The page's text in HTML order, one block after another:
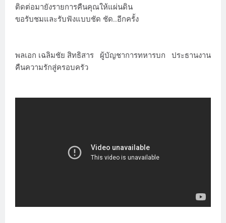
ติดต่อมายังรายการคืนคุณให้แผ่นดิน
ขอรับชมและรับฟังแบบชัด ชัด..อีกครั้ง
พลเอก เฉลิมชัย สิทธิสาร ผู้บัญชาการทหารบก ประธานงาน
คืนความรักสู่ครอบครัว